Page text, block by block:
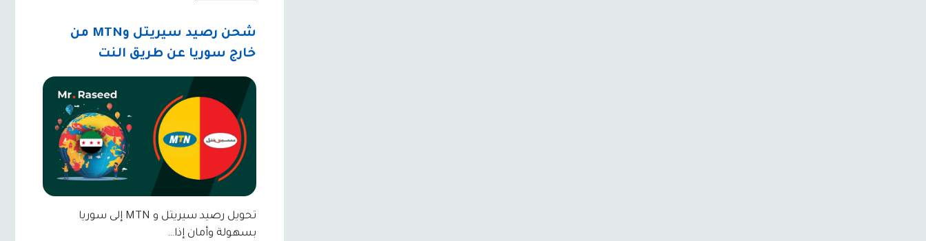
شحن رصيد سيريتل وMTN من
خارج سوريا عن طريق النت
تحويل رصيد سيريتل و MTN إلى سوريا
بسهولة وأمان إذا…